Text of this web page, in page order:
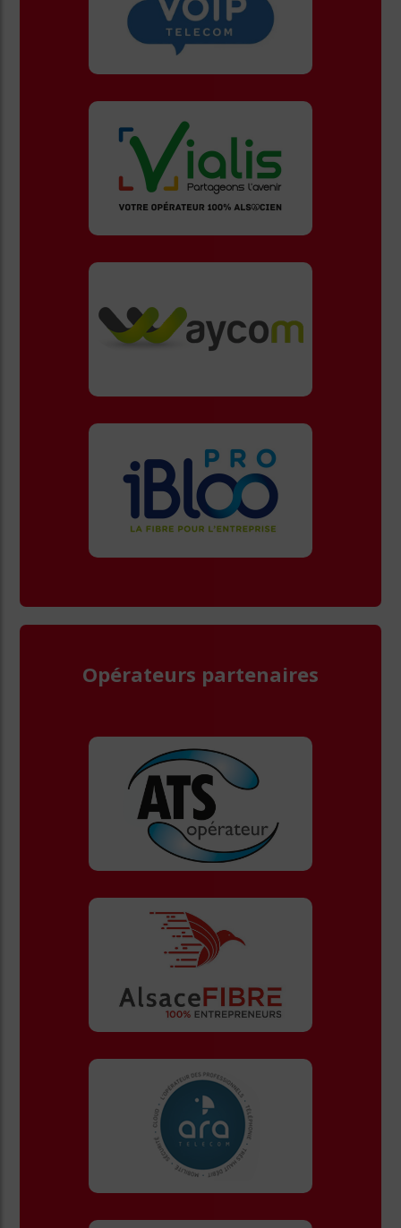
Opérateurs partenaires